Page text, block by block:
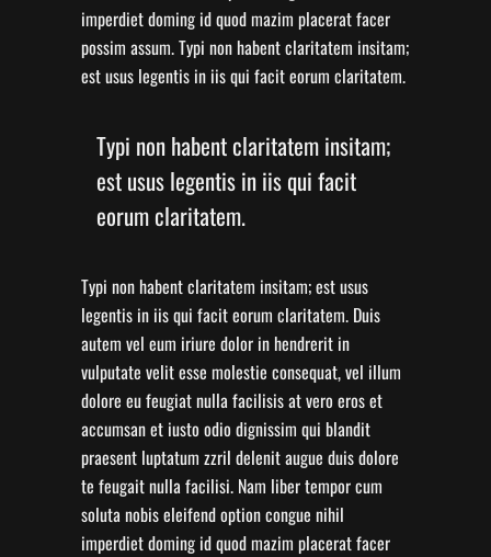
imperdiet doming id quod mazim placerat facer
possim assum. Typi non habent claritatem insitam;
est usus legentis in iis qui facit eorum claritatem.
Typi non habent claritatem insitam;
est usus legentis in iis qui facit
eorum claritatem.
Typi non habent claritatem insitam; est usus
legentis in iis qui facit eorum claritatem. Duis
autem vel eum iriure dolor in hendrerit in
vulputate velit esse molestie consequat, vel illum
dolore eu feugiat nulla facilisis at vero eros et
accumsan et iusto odio dignissim qui blandit
praesent luptatum zzril delenit augue duis dolore
te feugait nulla facilisi. Nam liber tempor cum
soluta nobis eleifend option congue nihil
imperdiet doming id quod mazim placerat facer